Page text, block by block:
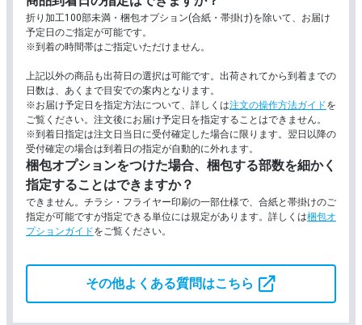
色上質紙(黄)
色上質紙(うぐいす) 上質紙をベースに着色した紙です。
色上質紙(若草) 上質紙をベースに着色した紙です。
色上質紙(浅黄) 上質紙をベースに着色した紙です。
色上質紙(水) 上質紙をベースに着色した紙です。
色上質紙(さくら) 上質紙をベースに着色した紙です。
折り加工100部未満・梱包オプション(合紙・帯掛け)を除いて、お届け
予定日のご指定が可能です。
※到着の時間帯はご指定いただけません。
上記以外の商品も出荷日の選択は可能です。出荷されてから到着までの
日数は、あくまで目安での案内となります。
※お届け予定日を指定方法について、詳しくは注文の操作方法ガイドを
ご覧ください。注文後にお届け予定日を指定することはできません。
※到着日指定は注文日当日に受付確定した場合に限ります。翌日以降の
受付確定の場合は到着日の指定が自動的に外れます。
梱包オプションをつけた場合、梱包する部数を細かく
指定することはできますか？
できません。チラシ・フライヤー印刷の一部仕様で、合紙と帯掛けのご
指定が可能ですが指定できる単位には規定があります。詳しくは梱包オ
プションガイドをご覧ください。
その他よくある質問はこちら